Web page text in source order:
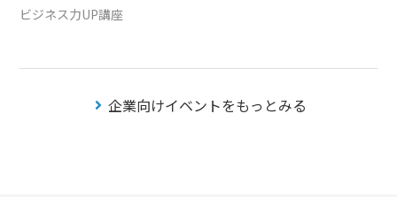
ビジネス力UP講座
企業向けイベントをもっとみる